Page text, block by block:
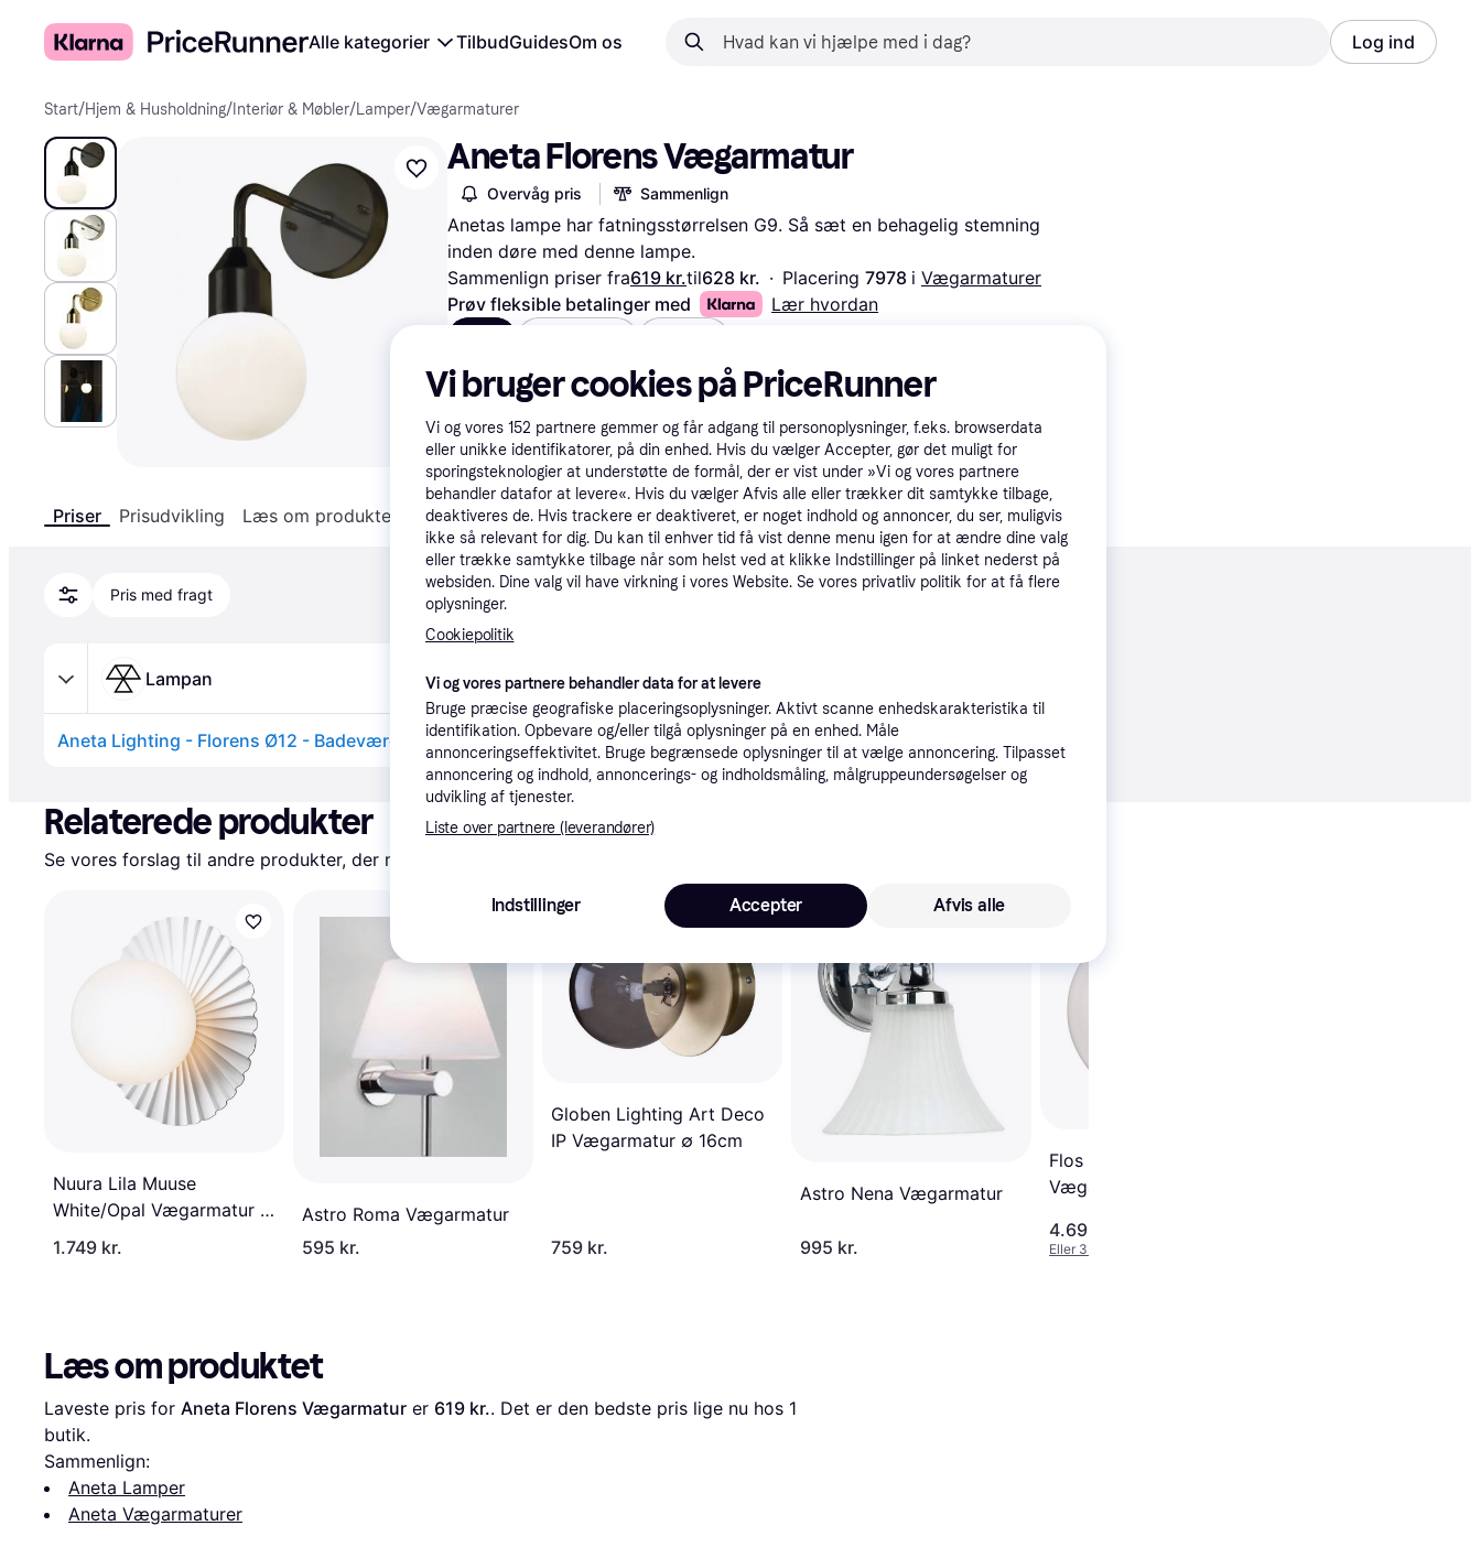
Alle kategorier TilbudGuidesOm os Log ind
Start/Hjem & Husholdning/ Interiør & Møbler/Lamper/Vægarmaturer
Aneta Florens Vægarmatur
Overvåg pris Sammenlign
Anetas lampe har fatningsstørrelsen G9. Så sæt en behagelig stemning
inden døre med denne lampe.
Sammenlign priser fra619 kr.til628 kr. · Placering 7978 i Vægarmaturer
Prøv fleksible betalinger med
Lær hvordan
Priser Prisudvikling Læs om produktet Specifikationer
Pris med fragt
Lampan
Aneta Lighting - Florens Ø12 - Badeværelseslampe. 99 kr. fragt, 619 kr.
Relaterede produkter
Se vores forslag til andre produkter, der matcher dine interesser.
Nuura Lila Muuse
White/Opal Vægarmatur ∅
12cm
1.749 kr.
Astro Roma Vægarmatur
595 kr.
Globen Lighting Art Deco
IP Vægarmatur ∅ 16cm
759 kr.
Astro Nena Vægarmatur
995 kr.
Flos Button HL
Vægarmatur ∅ 47cm
4.698 kr.
Eller 3 betalinger af 1.566 kr.
Læs om produktet
Laveste pris for Aneta Florens Vægarmatur er 619 kr.. Det er den bedste pris lige nu hos 1
butik.
Sammenlign:
Aneta Lamper
Aneta Vægarmaturer
Vi bruger cookies på PriceRunner
Vi og vores 152 partnere gemmer og får adgang til personoplysninger, f.eks. browserdata
eller unikke identifikatorer, på din enhed. Hvis du vælger Accepter, gør det muligt for
sporingsteknologier at understøtte de formål, der er vist under »Vi og vores partnere
behandler datafor at levere«. Hvis du vælger Afvis alle eller trækker dit samtykke tilbage,
deaktiveres de. Hvis trackere er deaktiveret, er noget indhold og annoncer, du ser, muligvis
ikke så relevant for dig. Du kan til enhver tid få vist denne menu igen for at ændre dine valg
eller trække samtykke tilbage når som helst ved at klikke Indstillinger på linket nederst på
websiden. Dine valg vil have virkning i vores Website. Se vores privatliv politik for at få flere
oplysninger.
Cookiepolitik
Vi og vores partnere behandler data for at levere
Bruge præcise geografiske placeringsoplysninger. Aktivt scanne enhedskarakteristika til
identifikation. Opbevare og/eller tilgå oplysninger på en enhed. Måle
annonceringseffektivitet. Bruge begrænsede oplysninger til at vælge annoncering. Tilpasset
annoncering og indhold, annoncerings- og indholdsmåling, målgruppeundersøgelser og
udvikling af tjenester.
Liste over partnere (leverandører)
Indstillinger Afvis alle
Accepter